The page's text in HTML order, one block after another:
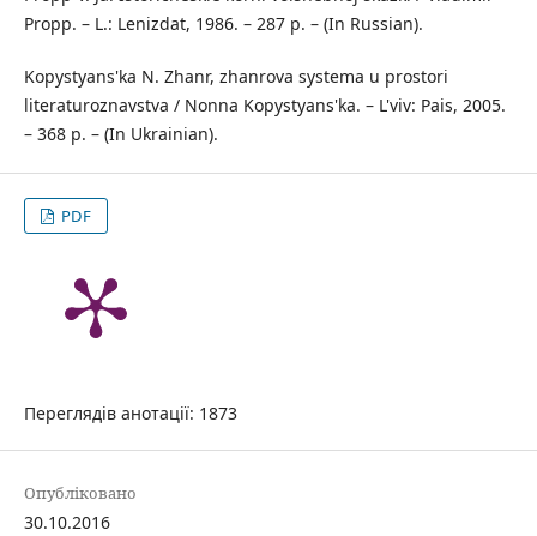
Propp. – L.: Lenizdat, 1986. – 287 p. – (In Russian).
Kopystyans'ka N. Zhanr, zhanrova systema u prostori
literaturoznavstva / Nonna Kopystyans'ka. – L'viv: Pais, 2005.
– 368 p. – (In Ukrainian).
PDF
Переглядів анотації: 1873
Опубліковано
30.10.2016